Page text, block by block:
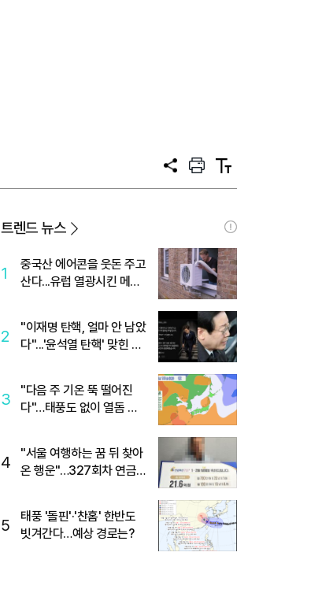
공
프
트
텍
트
트렌드 뉴스
1
중국산 에어콘을 웃돈 주고
산다...유럽 열광시킨 메이
2
"이재명 탄핵, 얼마 안 남았
다"...'윤석열 탄핵' 맞힌 무
3
"다음 주 기온 뚝 떨어진
다"…태풍도 없이 열돔 박
4
"서울 여행하는 꿈 뒤 찾아
온 행운"…327회차 연금
5
태풍 '돌핀'·'찬홈' 한반도
빗겨간다…예상 경로는?